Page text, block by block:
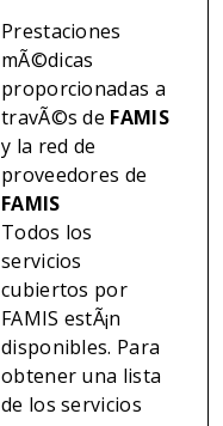
Prestaciones
mÃ©dicas
proporcionadas a
travÃ©s de FAMIS
y la red de
proveedores de
FAMIS
Todos los
servicios
cubiertos por
FAMIS estÃ¡n
disponibles. Para
obtener una lista
de los servicios